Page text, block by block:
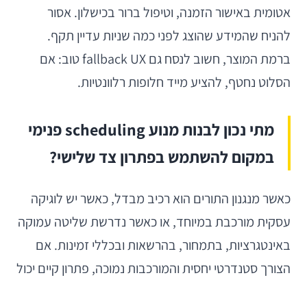
אטומית באישור הזמנה, וטיפול ברור בכישלון. אסור
להניח שהמידע שהוצג לפני כמה שניות עדיין תקף.
ברמת המוצר, חשוב לנסח גם fallback UX טוב: אם
הסלוט נחטף, להציע מייד חלופות רלוונטיות.
מתי נכון לבנות מנוע scheduling פנימי
במקום להשתמש בפתרון צד שלישי?
כאשר מנגנון התורים הוא רכיב מבדל, כאשר יש לוגיקה
עסקית מורכבת במיוחד, או כאשר נדרשת שליטה עמוקה
באינטגרציות, בתמחור, בהרשאות ובכללי זמינות. אם
הצורך סטנדרטי יחסית והמורכבות נמוכה, פתרון קיים יכול